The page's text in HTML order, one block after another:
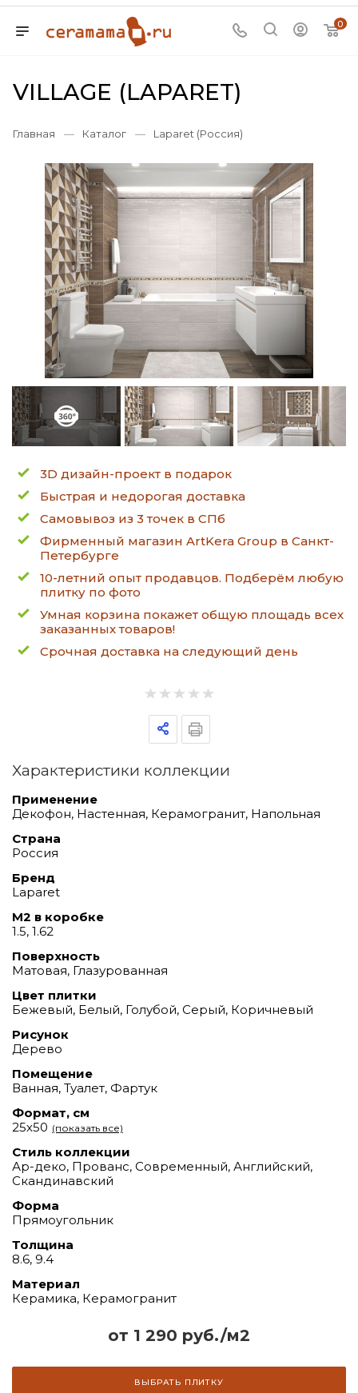
0
VILLAGE (LAPARET)
Главная — Каталог — Laparet (Россия)
3D дизайн-проект в подарок
Быстрая и недорогая доставка
Самовывоз из 3 точек в СПб
Фирменный магазин ArtKera Group в Санкт-
Петербурге
10-летний опыт продавцов. Подберём любую
плитку по фото
Умная корзина покажет общую площадь всех
заказанных товаров!
Срочная доставка на следующий день
от 1 290 руб./м2
ВЫБРАТЬ ПЛИТКУ
Характеристики коллекции
Применение
Декофон, Настенная, Керамогранит, Напольная
Страна
Россия
Бренд
Laparet
М2 в коробке
1.5, 1.62
Поверхность
Матовая, Глазурованная
Цвет плитки
Бежевый, Белый, Голубой, Серый, Коричневый
Рисунок
Дерево
Помещение
Ванная, Туалет, Фартук
Формат, см
25х50 (показать все)
Стиль коллекции
Ар-деко, Прованс, Современный, Английский,
Скандинавский
Форма
Прямоугольник
Толщина
8.6, 9.4
Материал
Керамика, Керамогранит